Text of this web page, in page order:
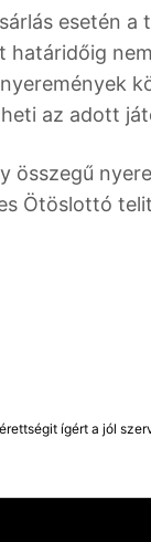
esetén
határidőig
az adott
összegű
Ötöslottó
ígért a jól